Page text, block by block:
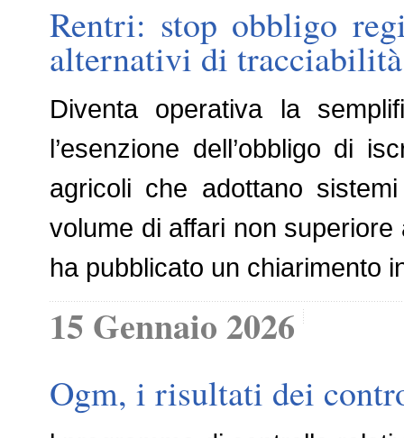
Rentri: stop obbligo
alternativi di tracciabilità
Diventa operativa la
l’esenzione dell’obbligo di
agricoli che adottano
volume di affari non superiore
ha pubblicato un chiarimento
15 Gennaio 2026
Ogm, i risultati dei